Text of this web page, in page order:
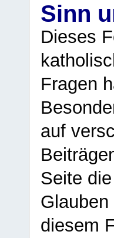
Sinn
Dieses
Fragen
auf
Seite
diesem